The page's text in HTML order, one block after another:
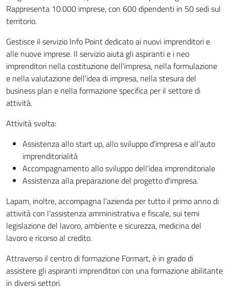
Rappresenta 10.000 imprese, con 600 dipendenti in 50 sedi sul
territorio.
Gestisce il servizio Info Point dedicato ai nuovi imprenditori e
alle nuove imprese. Il servizio aiuta gli aspiranti e i neo
imprenditori nella costituzione dell'impresa, nella formulazione
e nella valutazione dell'idea di impresa, nella stesura del
business plan e nella formazione specifica per il settore di
attività.
Attività svolta:
Assistenza allo start up, allo sviluppo d'impresa e all'auto
imprenditorialità
Accompagnamento allo sviluppo dell'idea imprenditoriale
Assistenza alla preparazione del progetto d'impresa.
Lapam, inoltre, accompagna l'azienda per tutto il primo anno di
attività con l’assistenza amministrativa e fiscale, sui temi
legislazione del lavoro, ambiente e sicurezza, medicina del
lavoro e ricorso al credito.
Attraverso il centro di formazione Formart, è in grado di
assistere gli aspiranti imprenditori con una formazione abilitante
in diversi settori.